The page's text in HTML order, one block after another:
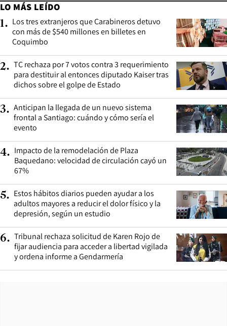
LO MÁS LEÍDO
1. Los tres extranjeros que Carabineros detuvo
con más de $540 millones en billetes en
Coquimbo
2. TC rechaza por 7 votos contra 3 requerimiento
para destituir al entonces diputado Kaiser tras
dichos sobre el golpe de Estado
3. Anticipan la llegada de un nuevo sistema
frontal a Santiago: cuándo y cómo sería el
evento
4. Impacto de la remodelación de Plaza
Baquedano: velocidad de circulación cayó un
67%
5. Estos hábitos diarios pueden ayudar a los
adultos mayores a reducir el dolor físico y la
depresión, según un estudio
6. Tribunal rechaza solicitud de Karen Rojo de
fijar audiencia para acceder a libertad vigilada
y ordena informe a Gendarmería